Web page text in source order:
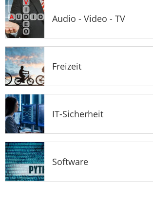
Audio - Video - TV
Freizeit
IT-Sicherheit
Software